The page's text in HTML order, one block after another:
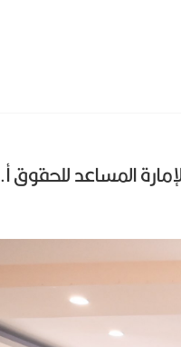
المساعد للحقوق أ.